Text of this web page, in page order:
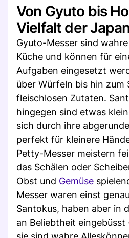
Von Gyuto bis
Vielfalt der
Gyuto-Messer sind
Küche und können für
Aufgaben eingesetzt
über Würfeln bis hin zum
fleischlosen Zutaten.
hingegen sind etwas
sich durch ihre
perfekt für kleinere
Petty-Messer meistern
das Schälen oder
Obst und Gemüse
Messer waren einst
Santokus, haben aber in
an Beliebtheit